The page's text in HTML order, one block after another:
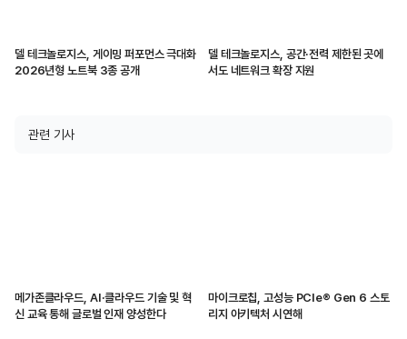
델 테크놀로지스, 게이밍 퍼포먼스 극대화
2026년형 노트북 3종 공개
델 테크놀로지스, 공간·전력 제한된 곳에
서도 네트워크 확장 지원
관련 기사
메가존클라우드, AI·클라우드 기술 및 혁
신 교육 통해 글로벌 인재 양성한다
마이크로칩, 고성능 PCIe® Gen 6 스토
리지 아키텍처 시연해